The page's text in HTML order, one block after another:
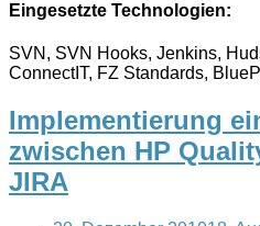
Eingesetzte Technologien:
SVN, SVN Hooks, Jenkins,
ConnectIT, FZ Standards,
Implementierung
zwischen HP
JIRA